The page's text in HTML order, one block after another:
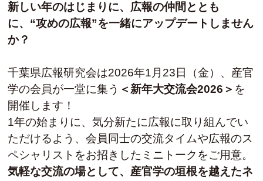
新しい年のはじまりに、広報の仲間ととも
に、“攻めの広報”を一緒にアップデートしません
か？
千葉県広報研究会は2026年1月23日（金）、産官
学の会員が一堂に集う ＜新年大交流会2026＞ を
開催します！
1年の始まりに、気分新たに広報に取り組んでい
ただけるよう、会員同士の交流タイムや広報のス
ペシャリストをお招きしたミニトークをご用意。
気軽な交流の場として、産官学の垣根を越えたネ